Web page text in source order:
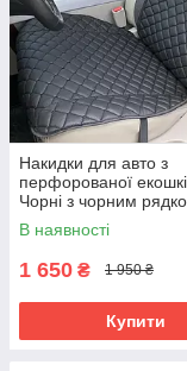
Накидки для авто з
перфорованої
Чорні з чорним
Преміум, Передній
В наявності
1 650 ₴ 1 950 ₴
Купити